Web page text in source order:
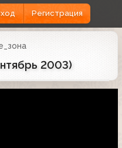
Регистрация
2003)